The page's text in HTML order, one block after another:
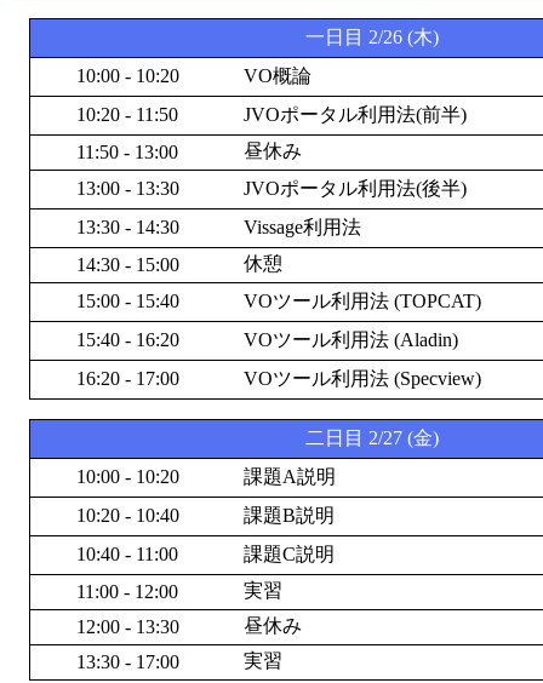
一日目 2/26 (木)
10:00 - 10:20
VO概論
10:20 - 11:50
JVOポータル利用法(前半)
11:50 - 13:00
昼休み
13:00 - 13:30
JVOポータル利用法(後半)
13:30 - 14:30
Vissage利用法
14:30 - 15:00
休憩
15:00 - 15:40
VOツール利用法 (TOPCAT)
15:40 - 16:20
VOツール利用法 (Aladin)
16:20 - 17:00
VOツール利用法 (Specview)
二日目 2/27 (金)
10:00 - 10:20
課題A説明
10:20 - 10:40
課題B説明
10:40 - 11:00
課題C説明
11:00 - 12:00
実習
12:00 - 13:30
昼休み
13:30 - 17:00
実習